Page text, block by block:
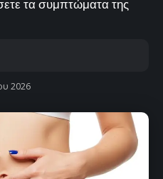
τα συμπτώματα της
2026